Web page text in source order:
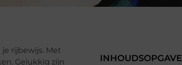
rijbewijs. Met
Gelukkig zijn
INHOUDSOPGAVE